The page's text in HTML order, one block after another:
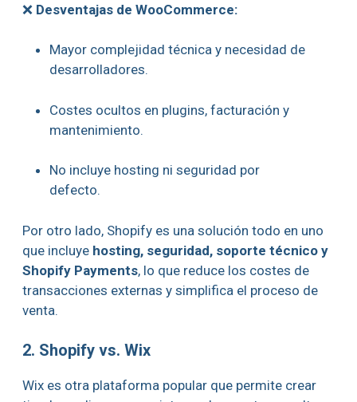
❌ Desventajas de WooCommerce:
Mayor complejidad técnica y necesidad de
desarrolladores.
Costes ocultos en plugins, facturación y
mantenimiento.
No incluye hosting ni seguridad por
defecto.
Por otro lado, Shopify es una solución todo en uno
que incluye hosting, seguridad, soporte técnico y
Shopify Payments, lo que reduce los costes de
transacciones externas y simplifica el proceso de
venta.
2. Shopify vs. Wix
Wix es otra plataforma popular que permite crear